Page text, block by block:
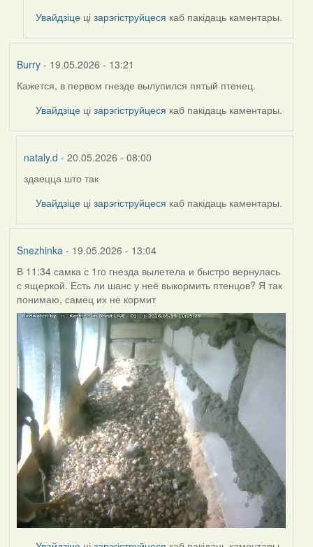
Увайдзіце цізарэгіструйцеся каб пакідаць каментары.
Burry- 19.05.2026 - 13:21
Кажется, в первом гнезде вылупился пятый птенец.
Увайдзіце цізарэгіструйцеся каб пакідаць каментары.
nataly.d - 20.05.2026 - 08:00
In
reply
by
здаецца што так
Увайдзіце цізарэгіструйцеся каб пакідаць каментары.
Snezhinka - 19.05.2026 - 13:04
В 11:34 самка с 1го гнезда вылетела и быстро вернулась
с ящеркой. Есть ли шанс у неё выкормить птенцов? Я так
понимаю, самец их не кормит